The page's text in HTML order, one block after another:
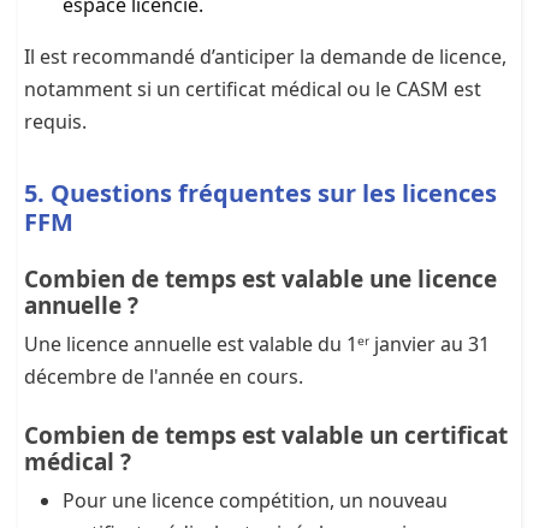
Il est recommandé d’anticiper la demande de licence,
notamment si un certificat médical ou le CASM est
requis.
5. Questions fréquentes sur les licences
FFM
Combien de temps est valable une licence
annuelle ?
Une licence annuelle est valable du 1ᵉʳ janvier au 31
décembre de l'année en cours.
Combien de temps est valable un certificat
médical ?
Pour une licence compétition, un nouveau